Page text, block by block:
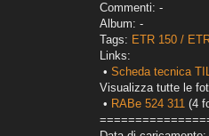
Commenti: -
Album: -
Tags: ETR 150 /
Links:
• Scheda tecnica
Visualizza tutte le
• RABe 524 311 (4